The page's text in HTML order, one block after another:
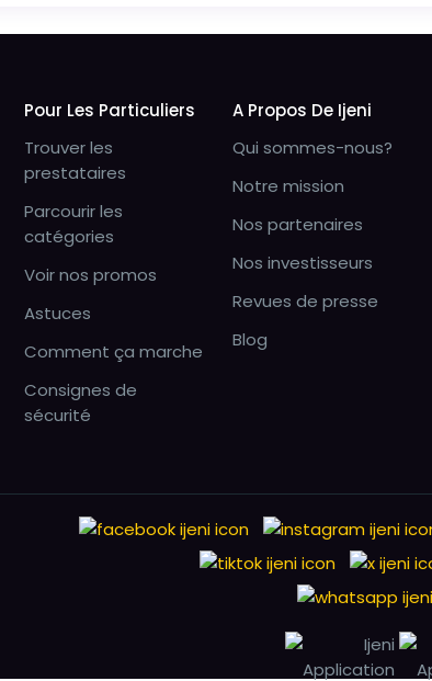
Pour Les Particuliers
Trouver les
prestataires
Parcourir les
catégories
Voir nos promos
Astuces
Comment ça marche
Consignes de
sécurité
A Propos De Ijeni
Qui sommes-nous?
Notre mission
Nos partenaires
Nos investisseurs
Revues de presse
Blog